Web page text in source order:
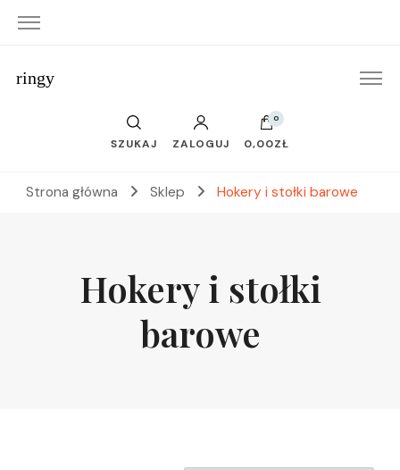
ringy
SZUKAJ ZALOGUJ
0
0,00ZŁ
Strona główna Sklep Hokery i stołki barowe
Hokery i stołki
barowe